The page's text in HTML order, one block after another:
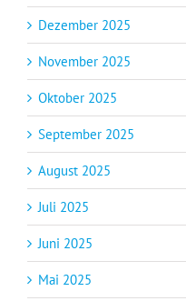
Dezember 2025
November 2025
Oktober 2025
September 2025
August 2025
Juli 2025
Juni 2025
Mai 2025